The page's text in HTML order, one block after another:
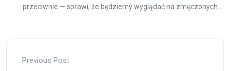
przeciwnie — sprawi, że będziemy wyglądać na zmęczonych...
Previous Post